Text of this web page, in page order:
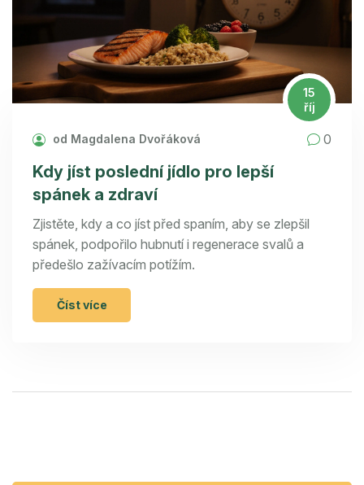
15
říj
od Magdalena Dvořáková 0
Kdy jíst poslední jídlo pro lepší
spánek a zdraví
Zjistěte, kdy a co jíst před spaním, aby se zlepšil
spánek, podpořilo hubnutí i regenerace svalů a
předešlo zažívacím potížím.
Číst více